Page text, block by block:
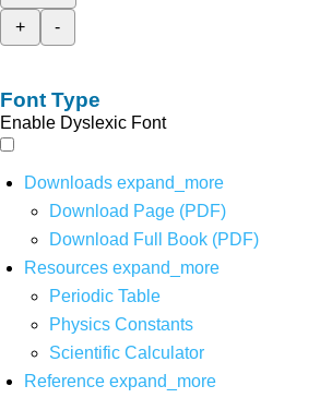
+
-
Font Type
Enable Dyslexic Font
Downloads expand_more
Download Page (PDF)
Download Full Book (PDF)
Resources expand_more
Periodic Table
Physics Constants
Scientific Calculator
Reference expand_more